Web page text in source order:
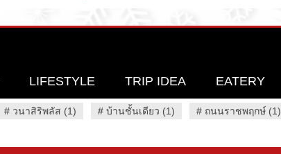
LIFESTYLE TRIP IDEA EATERY
# วนาสิริพลัส (1) # บ้านชั้นเดียว (1) # ถนนราชพฤกษ์ (1)